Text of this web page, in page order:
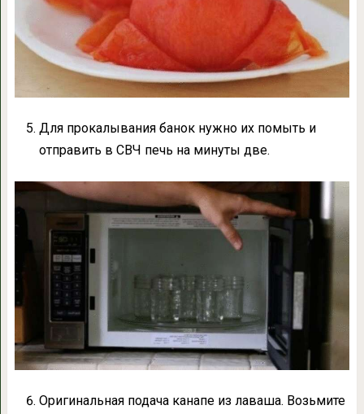
Для прокалывания банок нужно их помыть и
отправить в СВЧ печь на минуты две.
Оригинальная подача канапе из лаваша. Возьмите